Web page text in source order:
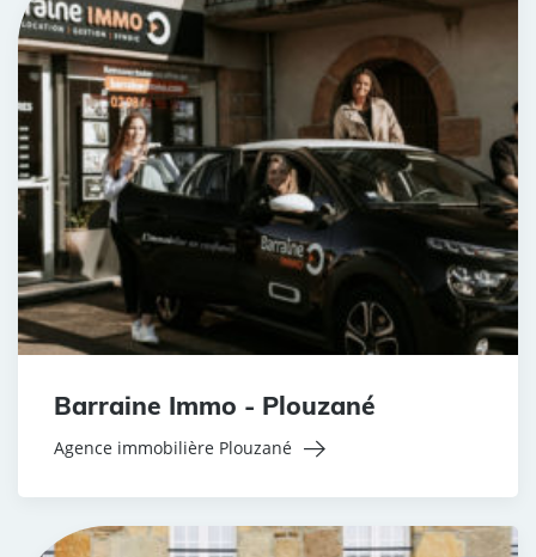
Barraine Immo - Plouzané
Agence immobilière Plouzané